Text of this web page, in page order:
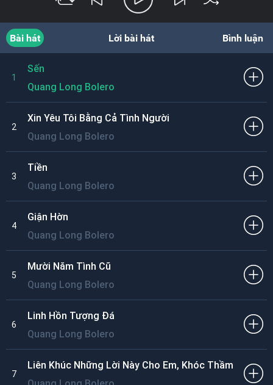
Bài hát Lời bài hát Bình luận
1
Sến
Quang Long Bolero
2
Xin Yêu Tôi Bằng Cả Tình Người
Quang Long Bolero
3
Tiền
Quang Long Bolero
4
Giận Hờn
Quang Long Bolero
5
Mười Năm Tình Cũ
Quang Long Bolero
6
Linh Hồn Tượng Đá
Quang Long Bolero
7
Liên Khúc Những Lời Này Cho Em, Khóc Thầm